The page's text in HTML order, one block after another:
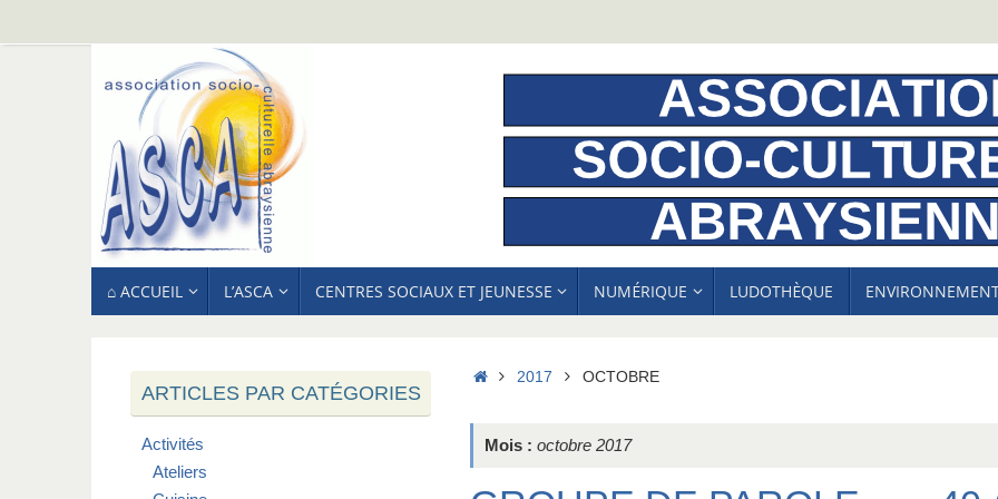
au
AU⌂ ACCUEIL L’ASCA CENTRES SOCIAUX ET JEUNESSE NUMÉRIQUE LUDOTHÈQUE
ACCUEIL
2017 OCTOBRE
Mois : octobre 2017
ARTICLES PAR CATÉGORIES
Activités
Ateliers